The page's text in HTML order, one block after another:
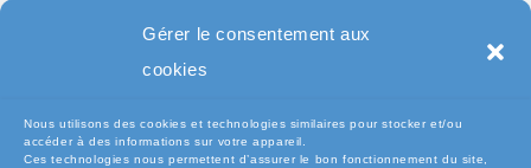
Gérer le consentement aux
cookies
Nous utilisons des cookies et technologies similaires pour stocker et/ou
accéder à des informations sur votre appareil.
Ces technologies nous permettent d’assurer le bon fonctionnement du site,